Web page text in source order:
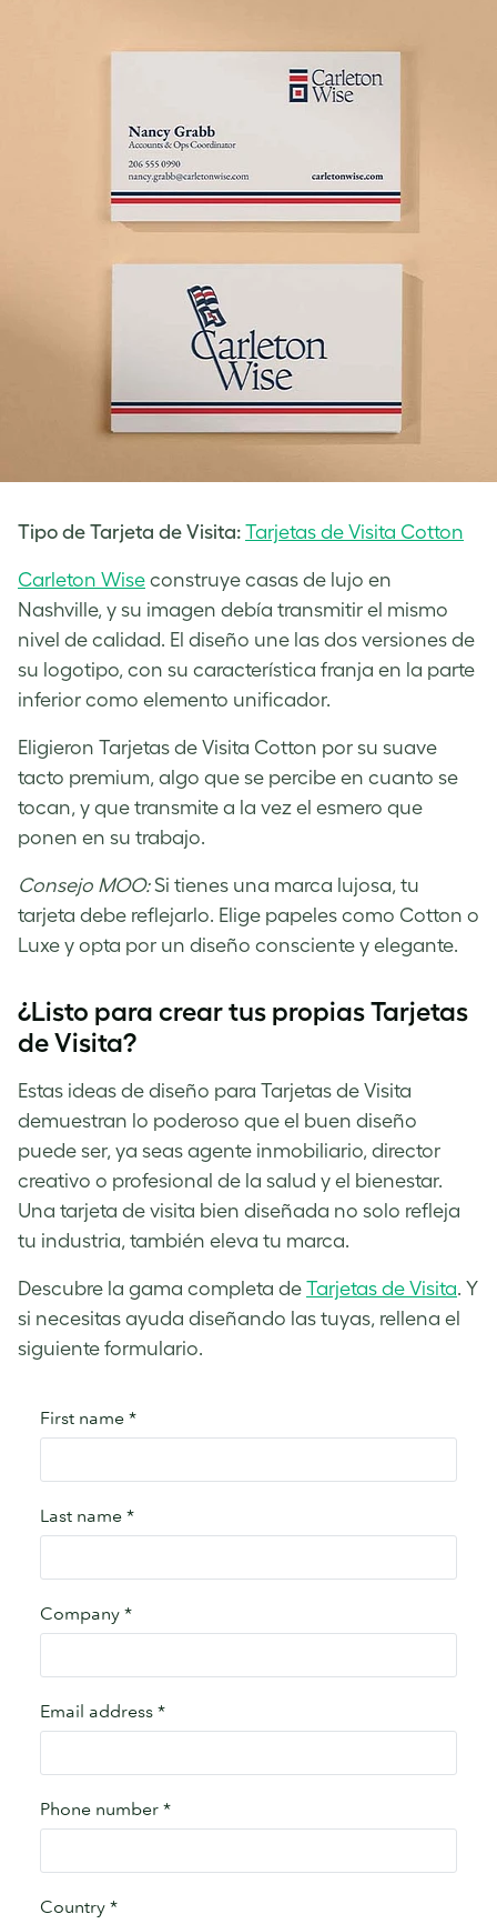
Tipo de Tarjeta de Visita: Tarjetas de Visita Cotton
Carleton Wise construye casas de lujo en
Nashville, y su imagen debía transmitir el mismo
nivel de calidad. El diseño une las dos versiones de
su logotipo, con su característica franja en la parte
inferior como elemento unificador.
Eligieron Tarjetas de Visita Cotton por su suave
tacto premium, algo que se percibe en cuanto se
tocan, y que transmite a la vez el esmero que
ponen en su trabajo.
Consejo MOO:Si tienes una marca lujosa, tu
tarjeta debe reflejarlo. Elige papeles como Cotton o
Luxe y opta por un diseño consciente y elegante.
¿Listo para crear tus propias Tarjetas
de Visita?
Estas ideas de diseño para Tarjetas de Visita
demuestran lo poderoso que el buen diseño
puede ser, ya seas agente inmobiliario, director
creativo o profesional de la salud y el bienestar.
Una tarjeta de visita bien diseñada no solo refleja
tu industria, también eleva tu marca.
Descubre la gama completa de Tarjetas de Visita. Y
si necesitas ayuda diseñando las tuyas, rellena el
siguiente formulario.